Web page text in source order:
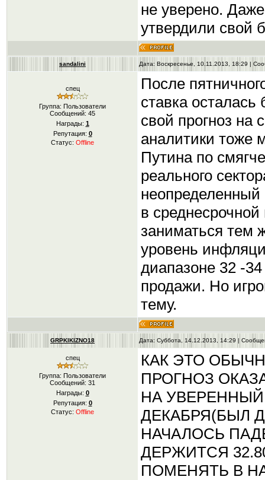
не уверено.
утвердили свой
sandalini Дата: Воскресенье, 10.11.2013, 18:29 |
спец
Группа: Пользователи
Сообщений: 45
Награды: 1
Репутация: 0
Статус: Offline
После
ставка
свой прогноз на
аналитики тоже
Путина по
реального
неопределенный
в
заниматься тем
уровень
диапазоне 32 -
продажи. Но
тему.
GRPKIKIZNO18 Дата: Суббота, 14.12.2013, 14:29 |
спец
Группа: Пользователи
Сообщений: 31
Награды: 0
Репутация: 0
Статус: Offline
КАК ЭТО
ПРОГНОЗ
НА
ДЕКАБРЯ(БЫЛ
НАЧАЛОСЬ
ДЕРЖИТСЯ
ПОМЕНЯТЬ В